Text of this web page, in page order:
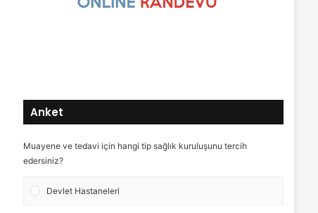
Anket
Muayene ve tedavi için hangi tip sağlık kuruluşunu tercih
edersiniz?
Devlet Hastaneleri